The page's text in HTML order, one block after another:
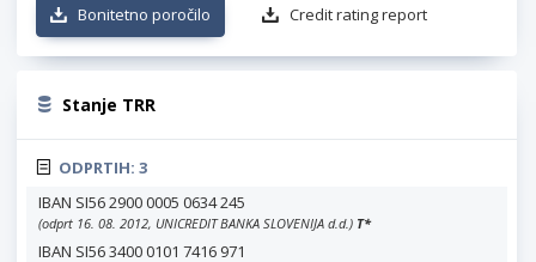
Bonitetno poročilo Credit rating report
Stanje TRR
ODPRTIH: 3
IBAN SI56 2900 0005 0634 245
(odprt 16. 08. 2012, UNICREDIT BANKA SLOVENIJA d.d.) T*
IBAN SI56 3400 0101 7416 971